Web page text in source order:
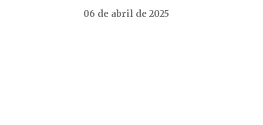
06 de abril de 2025